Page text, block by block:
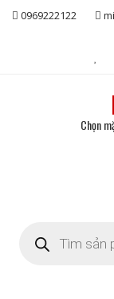
Skip0969222122
Chọn
kiếm
sản